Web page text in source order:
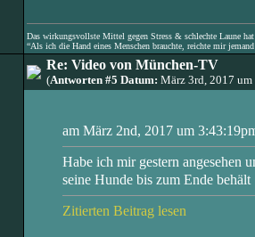
Das wirkungsvollste Mittel gegen Stress & schlechte Laune
“Als ich die Hand eines Menschen brauchte, reichte mir jemand
Re: Video von München-TV
(Antworten #5 Datum: März 3rd, 2017
am März 2nd, 2017 um
Habe ich mir gestern angesehen
seine Hunde bis zum Ende
Zitierten Beitrag lesen